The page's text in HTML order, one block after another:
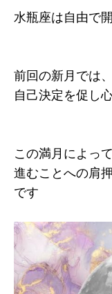
水瓶座は自由で
前回の新月では、
自己決定を促し
この満月によって
進むことへの肩
です